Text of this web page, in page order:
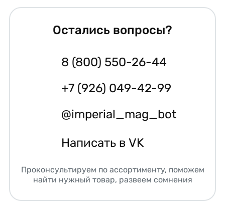
Остались вопросы?
8 (800) 550-26-44
+7 (926) 049-42-99
@imperial_mag_bot
Написать в VK
Проконсультируем по ассортименту, поможем
найти нужный товар, развеем сомнения